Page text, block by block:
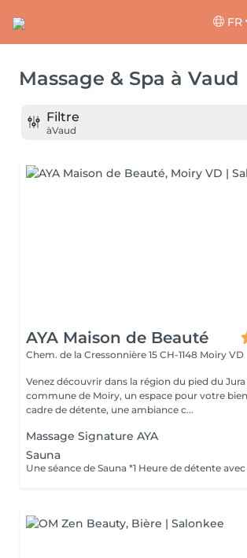
FR
Massage & Spa à Vaud
Filtre
àVaud
AYA Maison de Beauté
Chem. de la Cressonnière 15 CH-1148 Moiry VD
Venez découvrir dans la région du pied du
commune de Moiry, un espace pour votre
cadre de détente, une ambiance c...
Massage Signature AYA
Sauna